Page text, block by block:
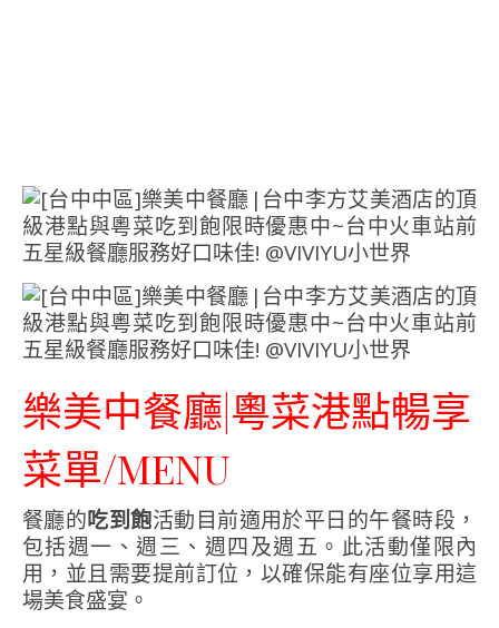
樂美中餐廳|粵菜港點暢享
菜單/MENU
餐廳的吃到飽活動目前適用於平日的午餐時段，
包括週一、週三、週四及週五。此活動僅限內
用，並且需要提前訂位，以確保能有座位享用這
場美食盛宴。